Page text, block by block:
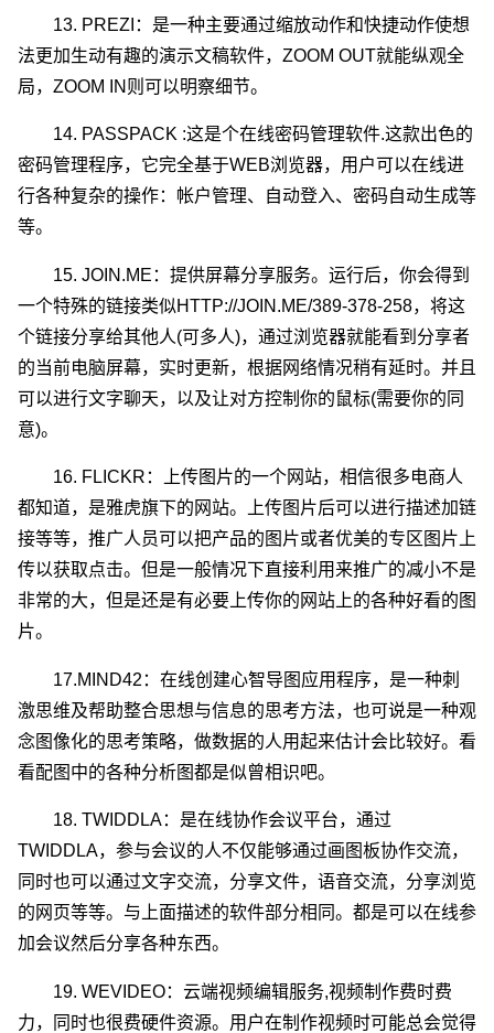
13. PREZI：是一种主要通过缩放动作和快捷动作使想
法更加生动有趣的演示文稿软件，ZOOM OUT就能纵观全
局，ZOOM IN则可以明察细节。
14. PASSPACK :这是个在线密码管理软件.这款出色的
密码管理程序，它完全基于WEB浏览器，用户可以在线进
行各种复杂的操作：帐户管理、自动登入、密码自动生成等
等。
15. JOIN.ME：提供屏幕分享服务。运行后，你会得到
一个特殊的链接类似HTTP://JOIN.ME/389-378-258，将这
个链接分享给其他人(可多人)，通过浏览器就能看到分享者
的当前电脑屏幕，实时更新，根据网络情况稍有延时。并且
可以进行文字聊天，以及让对方控制你的鼠标(需要你的同
意)。
16. FLICKR：上传图片的一个网站，相信很多电商人
都知道，是雅虎旗下的网站。上传图片后可以进行描述加链
接等等，推广人员可以把产品的图片或者优美的专区图片上
传以获取点击。但是一般情况下直接利用来推广的减小不是
非常的大，但是还是有必要上传你的网站上的各种好看的图
片。
17.MIND42：在线创建心智导图应用程序，是一种刺
激思维及帮助整合思想与信息的思考方法，也可说是一种观
念图像化的思考策略，做数据的人用起来估计会比较好。看
看配图中的各种分析图都是似曾相识吧。
18. TWIDDLA：是在线协作会议平台，通过
TWIDDLA，参与会议的人不仅能够通过画图板协作交流，
同时也可以通过文字交流，分享文件，语音交流，分享浏览
的网页等等。与上面描述的软件部分相同。都是可以在线参
加会议然后分享各种东西。
19. WEVIDEO：云端视频编辑服务,视频制作费时费
力，同时也很费硬件资源。用户在制作视频时可能总会觉得